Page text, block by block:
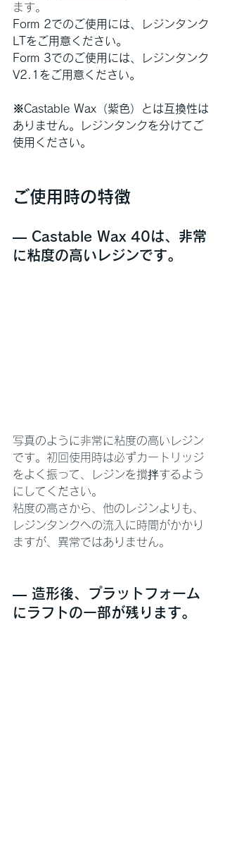
ます。
Form 2でのご使用には、レジンタンク
LTをご用意ください。
Form 3でのご使用には、レジンタンク
V2.1をご用意ください。
※Castable Wax（紫色）とは互換性は
ありません。レジンタンクを分けてご
使用ください。
ご使用時の特徴
— Castable Wax 40は、非常
に粘度の高いレジンです。
写真のように非常に粘度の高いレジン
です。初回使用時は必ずカートリッジ
をよく振って、レジンを撹拌するよう
にしてください。
粘度の高さから、他のレジンよりも、
レジンタンクへの流入に時間がかかり
ますが、異常ではありません。
— 造形後、プラットフォーム
にラフトの一部が残ります。